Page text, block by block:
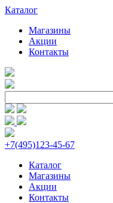
Каталог
Магазины
Акции
Контакты
+7(495)123-45-67
Каталог
Магазины
Акции
Контакты